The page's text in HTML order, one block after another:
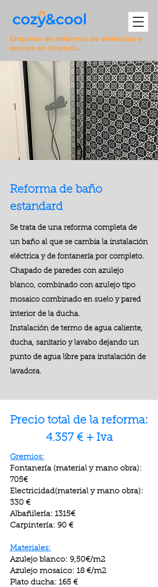
Empresa de reformas de viviendas y
locales en Valencia.
Reforma de baño
estandard
Se trata de una reforma completa de
un baño al que se cambia la instalación
eléctrica y de fontanería por completo.
Chapado de paredes con azulejo
blanco, combinado con azulejo tipo
mosaico combinado en suelo y pared
interior de la ducha.
Instalación de termo de agua caliente,
ducha, sanitario y lavabo dejando un
punto de agua libre para instalación de
lavadora.
Precio total de la reforma:
4.357 € + Iva
Gremios:
Fontanería (material y mano obra):
705€
Electricidad(material y mano obra):
330 €
Albañilería: 1315€
Carpintería: 90 €
Materiales:
Azulejo blanco: 9,50€/m2
Azulejo mosaico: 18 €/m2
Plato ducha: 165 €